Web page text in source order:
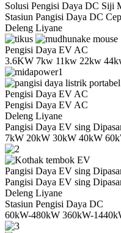
Solusi Pengisi Daya DC Siji
Stasiun Pangisi Daya DC
Deleng Liyane
Pengisi Daya EV AC
3.6KW 7kw 11kw 22kw
Pengisi Daya EV AC
Pengisi Daya EV AC
Deleng Liyane
Pangisi Daya EV sing
7kW 20kW 30kW 40kW
Pangisi Daya EV sing
Pangisi Daya EV sing
Deleng Liyane
Stasiun Pengisi Daya DC
60kW-480kW 360kW-